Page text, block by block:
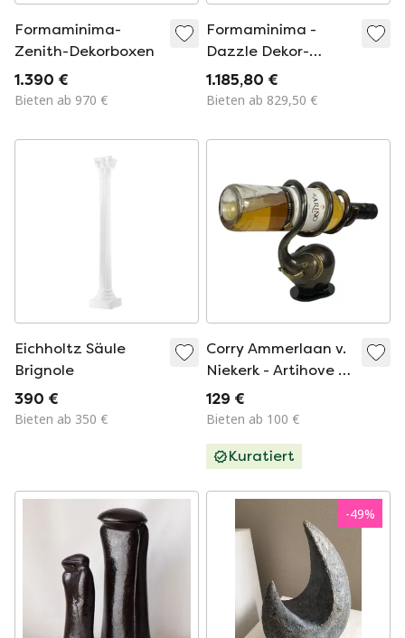
Formaminima-
Zenith-Dekorboxen
1.390 €
Bieten ab 970 €
Formaminima -
Dazzle Dekor-
Tischboxen
1.185,80 €
Bieten ab 829,50 €
Eichholtz Säule
Brignole
390 €
Bieten ab 350 €
Corry Ammerlaan v.
Niekerk - Artihove -
Flaschendisplay aus
Messing - In Form
129 €
Bieten ab 100 €
Kuratiert
-49%